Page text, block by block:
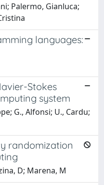
Palermo, Gianluca;
languages:
Stokes
system
G., Alfonsi; U., Cardu;
randomization
D; Marena, M